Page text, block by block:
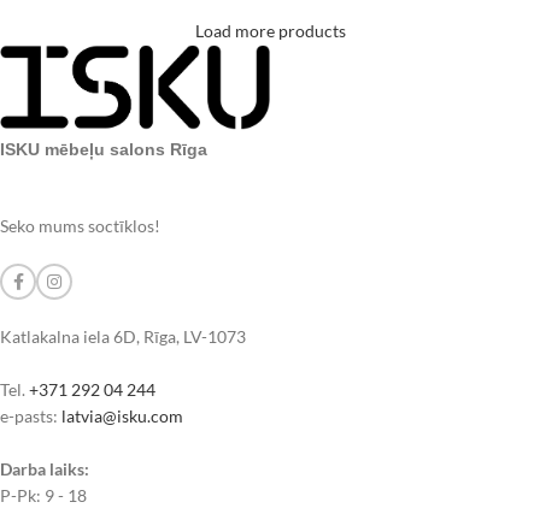
Load more products
ISKU mēbeļu salons Rīga
Seko mums soctīklos!
Katlakalna iela 6D, Rīga, LV-1073
Tel. +371 292 04 244
e-pasts: latvia@isku.com
Darba laiks:
P-Pk: 9 - 18